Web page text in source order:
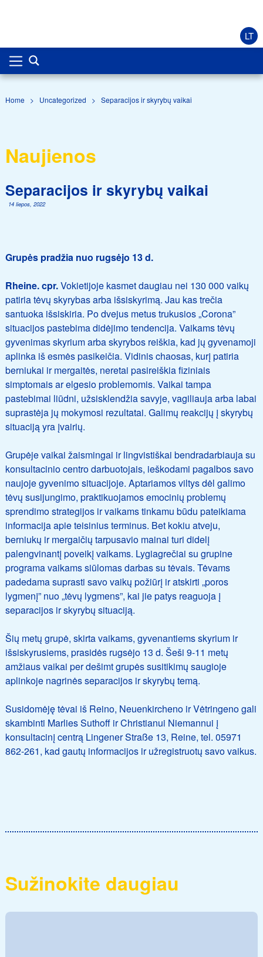
LT
Home > Uncategorized > Separacijos ir skyrybų vaikai
Naujienos
Separacijos ir skyrybų vaikai
14 liepos, 2022
Grupės pradžia nuo rugsėjo 13 d.
Rheine. cpr.Vokietijoje kasmet daugiau nei 130 000 vaikų
patiria tėvų skyrybas arba išsiskyrimą. Jau kas trečia
santuoka išsiskiria. Po dvejus metus trukusios „Corona”
situacijos pastebima didėjimo tendencija. Vaikams tėvų
gyvenimas skyrium arba skyrybos reiškia, kad jų gyvenamoji
aplinka iš esmės pasikeičia. Vidinis chaosas, kurį patiria
berniukai ir mergaitės, neretai pasireiškia fiziniais
simptomais ar elgesio problemomis. Vaikai tampa
pastebimai liūdni, užsisklendžia savyje, vagiliauja arba labai
suprastėja jų mokymosi rezultatai. Galimų reakcijų į skyrybų
situaciją yra įvairių.
Grupėje vaikai žaismingai ir lingvistiškai bendradarbiauja su
konsultacinio centro darbuotojais, ieškodami pagalbos savo
naujoje gyvenimo situacijoje. Aptariamos viltys dėl galimo
tėvų susijungimo, praktikuojamos emocinių problemų
sprendimo strategijos ir vaikams tinkamu būdu pateikiama
informacija apie teisinius terminus. Bet kokiu atveju,
berniukų ir mergaičių tarpusavio mainai turi didelį
palengvinantį poveikį vaikams. Lygiagrečiai su grupine
programa vaikams siūlomas darbas su tėvais. Tėvams
padedama suprasti savo vaikų požiūrį ir atskirti „poros
lygmenį” nuo „tėvų lygmens”, kai jie patys reaguoja į
separacijos ir skyrybų situaciją.
Šių metų grupė, skirta vaikams, gyvenantiems skyrium ir
išsiskyrusiems, prasidės rugsėjo 13 d. Šeši 9-11 metų
amžiaus vaikai per dešimt grupės susitikimų saugioje
aplinkoje nagrinės separacijos ir skyrybų temą.
Susidomėję tėvai iš Reino, Neuenkircheno ir Vėtringeno gali
skambinti Marlies Suthoff ir Christianui Niemannui į
konsultacinį centrą Lingener Straße 13, Reine, tel. 05971
862-261, kad gautų informacijos ir užregistruotų savo vaikus.
Sužinokite daugiau